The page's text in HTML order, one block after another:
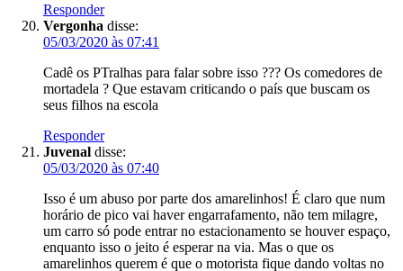
Responder
Vergonha disse:
05/03/2020 às 07:41
Cadê os PTralhas para falar sobre isso ??? Os comedores de
mortadela ? Que estavam criticando o país que buscam os
seus filhos na escola
Responder
Juvenal disse:
05/03/2020 às 07:40
Isso é um abuso por parte dos amarelinhos! É claro que num
horário de pico vai haver engarrafamento, não tem milagre,
um carro só pode entrar no estacionamento se houver espaço,
enquanto isso o jeito é esperar na via. Mas o que os
amarelinhos querem é que o motorista fique dando voltas no